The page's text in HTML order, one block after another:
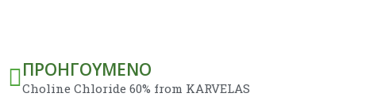
Prev
ΠΡΟΗΓΟΎΜΕΝΟ
Choline Chloride 60% from KARVELAS